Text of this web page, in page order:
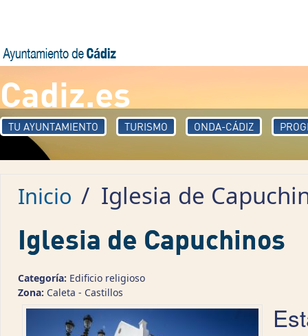
Cadiz.es
TU AYUNTAMIENTO TURISMO ONDA-CÁDIZ
Inicio / Iglesia de
Iglesia de Capuchinos
Categoría: Edificio religioso
Zona: Caleta - Castillos